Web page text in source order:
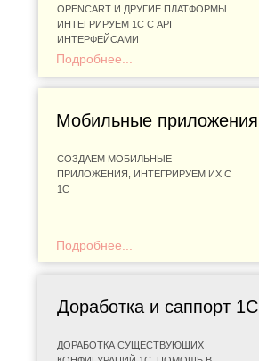
Доработка и саппорт 1С
ДОРАБОТКА СУЩЕСТВУЮЩИХ
OPENCART И ДРУГИЕ ПЛАТФОРМЫ.
ИНТЕГРИРУЕМ 1C С API
ИНТЕРФЕЙСАМИ
Мобильные приложения
СОЗДАЕМ МОБИЛЬНЫЕ
ПРИЛОЖЕНИЯ, ИНТЕГРИРУЕМ ИХ С
1С
Подробнее...
Подробнее...